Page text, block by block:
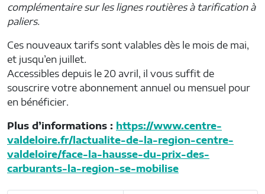
complémentaire sur les lignes routières à tarification à
paliers.
Ces nouveaux tarifs sont valables dès le mois de mai,
et jusqu’en juillet.
Accessibles depuis le 20 avril, il vous suffit de
souscrire votre abonnement annuel ou mensuel pour
en bénéficier.
Plus d’informations : https://www.centre-
valdeloire.fr/lactualite-de-la-region-centre-
valdeloire/face-la-hausse-du-prix-des-
carburants-la-region-se-mobilise